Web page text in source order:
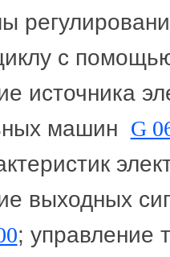
с
источника
машин G
выходных
; управление